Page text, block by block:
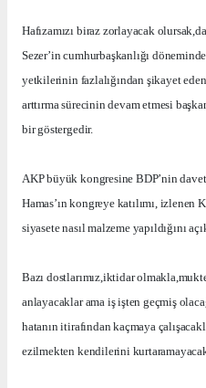
Hafızamızı biraz zorlayacak
Sezer’in cumhurbaşkanlığı
yetkilerinin fazlalığından şikayet
arttırma sürecinin devam etmesi
bir göstergedir.
AKP büyük kongresine BDP’nin
Hamas’ın kongreye katılımı, izlenen
siyasete nasıl malzeme yapıldığını
Bazı dostlarımız,iktidar
anlayacaklar ama iş işten geçmiş
hatanın itirafından kaçmaya
ezilmekten kendilerini